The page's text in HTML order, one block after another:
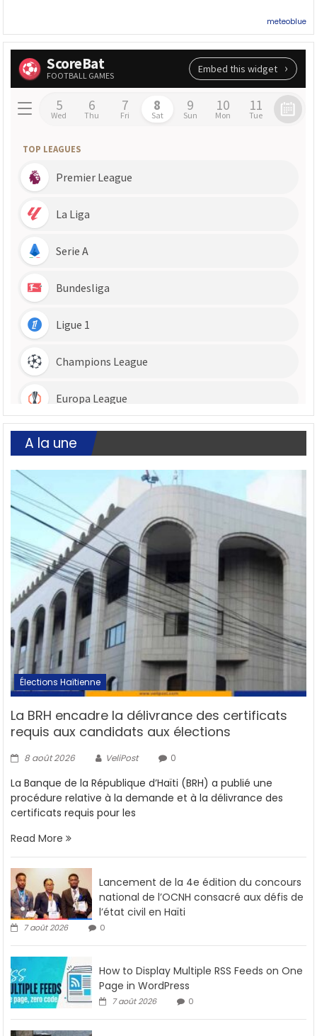
meteoblue
A la une
Élections Haïtienne
La BRH encadre la délivrance des certificats
requis aux candidats aux élections
8 août 2026 VeliPost 0
La Banque de la République d’Haïti (BRH) a publié une
procédure relative à la demande et à la délivrance des
certificats requis pour les
Read More
Lancement de la 4e édition du concours
national de l’OCNH consacré aux défis de
l’état civil en Haïti
7 août 2026 0
How to Display Multiple RSS Feeds on One
Page in WordPress
7 août 2026 0